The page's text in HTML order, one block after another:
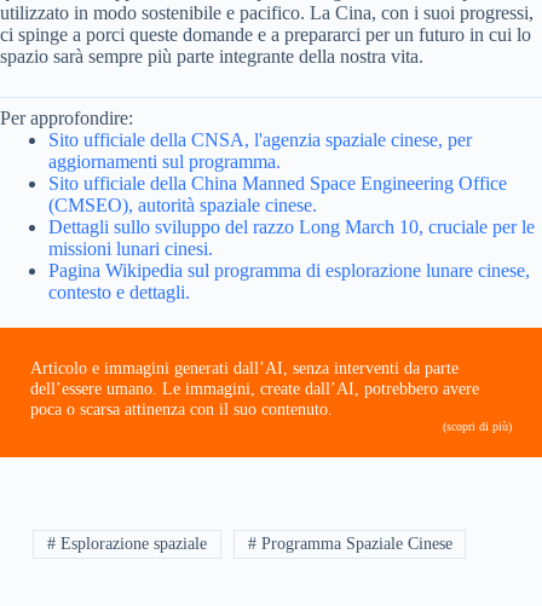
utilizzato in modo sostenibile e pacifico. La Cina, con i suoi progressi,
ci spinge a porci queste domande e a prepararci per un futuro in cui lo
spazio sarà sempre più parte integrante della nostra vita.
Per approfondire:
Sito ufficiale della CNSA, l'agenzia spaziale cinese, per
aggiornamenti sul programma.
Sito ufficiale della China Manned Space Engineering Office
(CMSEO), autorità spaziale cinese.
Dettagli sullo sviluppo del razzo Long March 10, cruciale per le
missioni lunari cinesi.
Pagina Wikipedia sul programma di esplorazione lunare cinese,
contesto e dettagli.
Articolo e immagini generati dall’AI, senza interventi da parte
dell’essere umano. Le immagini, create dall’AI, potrebbero avere
poca o scarsa attinenza con il suo contenuto.
(scopri di più)
# Esplorazione spaziale # Programma Spaziale Cinese